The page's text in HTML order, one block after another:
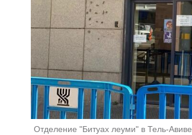
Отделение "Битуах леуми" в Тель-Авиве